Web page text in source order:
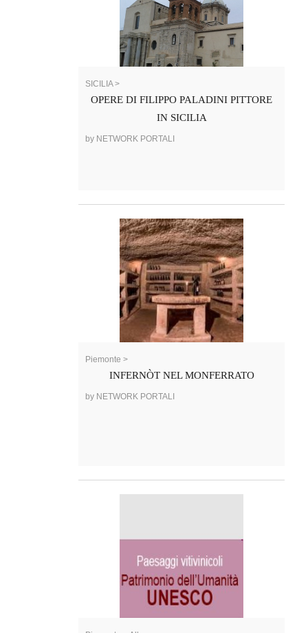
SICILIA >
OPERE DI FILIPPO PALADINI PITTORE
IN SICILIA
by NETWORK PORTALI
Piemonte >
INFERNÒT NEL MONFERRATO
by NETWORK PORTALI